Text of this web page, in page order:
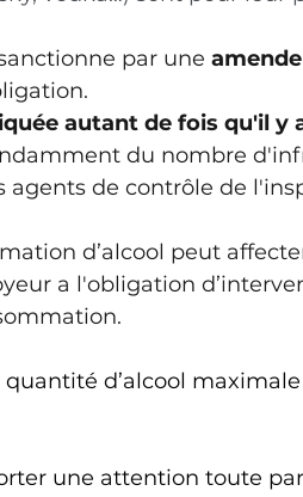
par une
autant de fois qu'il y
du nombre
agents de contrôle de
d’alcool peut
a l'obligation
quantité d’alcool
une attention toute